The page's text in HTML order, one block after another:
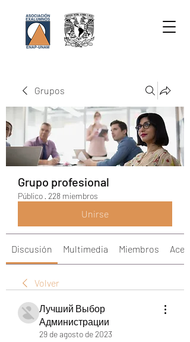
Grupos
Grupo profesional
Público · 228 miembros
Unirse
Discusión Multimedia Miembros
Volver
Лучший Выбор
Администрации
29 de agosto de 2023